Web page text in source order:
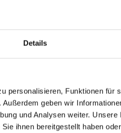
Details
personalisieren, Funktionen für
geben wir
und Analysen weiter.
ihnen bereitgestellt haben
Hochtouren. Der Kindergarten
als es an den Umzug
die Kinder während der